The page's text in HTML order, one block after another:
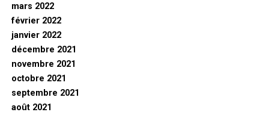
mars 2022
février 2022
janvier 2022
décembre 2021
novembre 2021
octobre 2021
septembre 2021
août 2021